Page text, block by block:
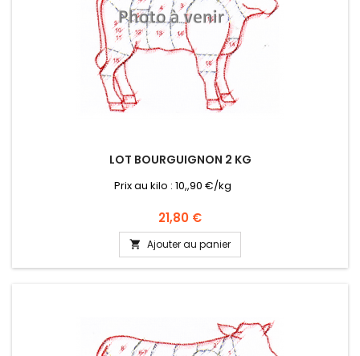
LOT BOURGUIGNON 2 KG
Prix au kilo : 10,,90 €/kg
Prix
21,80 €
 Ajouter au panier